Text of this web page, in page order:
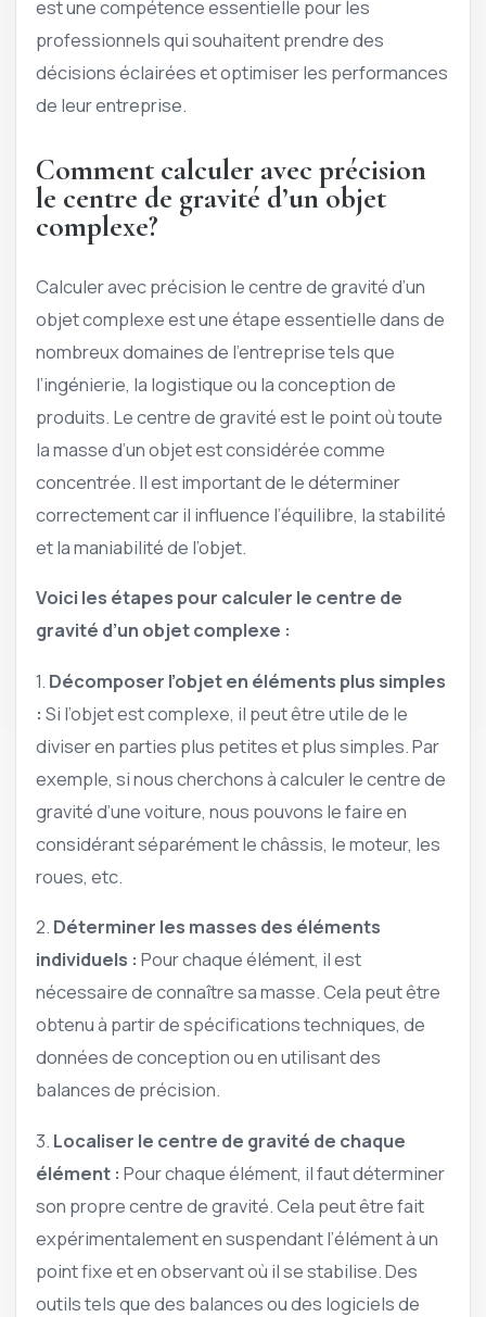
est une compétence essentielle pour les
professionnels qui souhaitent prendre des
décisions éclairées et optimiser les performances
de leur entreprise.
Comment calculer avec précision
le centre de gravité d’un objet
complexe?
Calculer avec précision le centre de gravité d’un
objet complexe est une étape essentielle dans de
nombreux domaines de l’entreprise tels que
l’ingénierie, la logistique ou la conception de
produits. Le centre de gravité est le point où toute
la masse d’un objet est considérée comme
concentrée. Il est important de le déterminer
correctement car il influence l’équilibre, la stabilité
et la maniabilité de l’objet.
Voici les étapes pour calculer le centre de
gravité d’un objet complexe :
1. Décomposer l’objet en éléments plus simples
: Si l’objet est complexe, il peut être utile de le
diviser en parties plus petites et plus simples. Par
exemple, si nous cherchons à calculer le centre de
gravité d’une voiture, nous pouvons le faire en
considérant séparément le châssis, le moteur, les
roues, etc.
2. Déterminer les masses des éléments
individuels : Pour chaque élément, il est
nécessaire de connaître sa masse. Cela peut être
obtenu à partir de spécifications techniques, de
données de conception ou en utilisant des
balances de précision.
3. Localiser le centre de gravité de chaque
élément : Pour chaque élément, il faut déterminer
son propre centre de gravité. Cela peut être fait
expérimentalement en suspendant l’élément à un
point fixe et en observant où il se stabilise. Des
outils tels que des balances ou des logiciels de